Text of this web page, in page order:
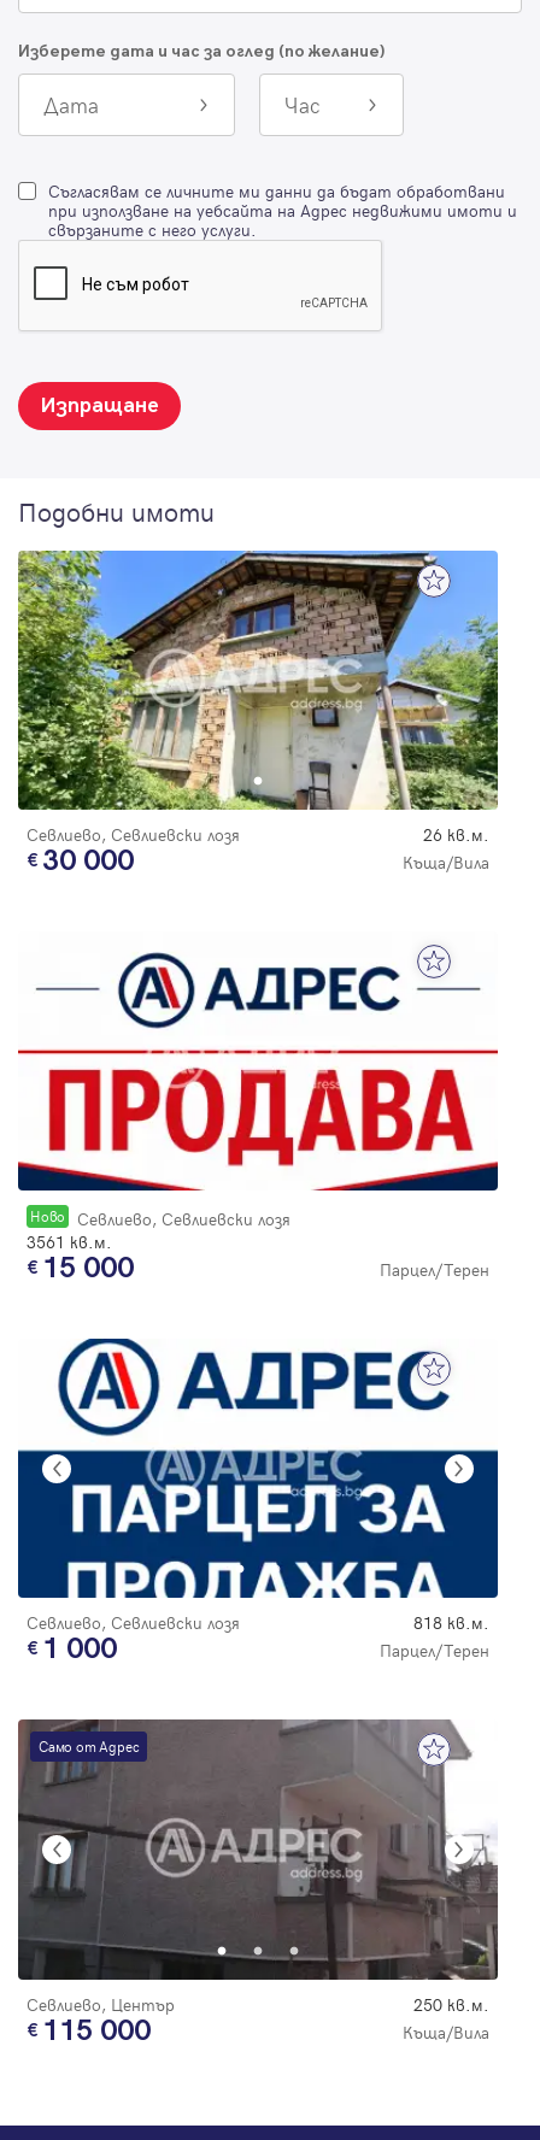
Изберете дата и час за оглед (по желание)
Дата Час
Съгласявам се личните ми данни да бъдат обработвани
при използване на уебсайта на Адрес недвижими имоти и
свързаните с него услуги.
Изпращане
Подобни имоти
Севлиево, Севлиевски лозя 26 кв.м.
30 000 Къща/Вила
Новo
Севлиево, Севлиевски лозя
3561 кв.м.
15 000 Парцел/Терен
Севлиево, Севлиевски лозя 818 кв.м.
1 000 Парцел/Терен
Само от Адрес
Севлиево, Център 250 кв.м.
115 000 Къща/Вила